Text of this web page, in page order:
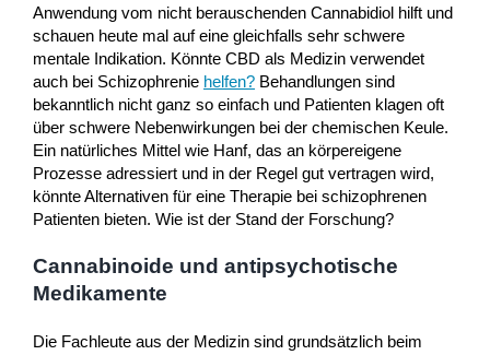
Anwendung vom nicht berauschenden Cannabidiol hilft und
schauen heute mal auf eine gleichfalls sehr schwere
mentale Indikation. Könnte CBD als Medizin verwendet
auch bei Schizophrenie helfen? Behandlungen sind
bekanntlich nicht ganz so einfach und Patienten klagen oft
über schwere Nebenwirkungen bei der chemischen Keule.
Ein natürliches Mittel wie Hanf, das an körpereigene
Prozesse adressiert und in der Regel gut vertragen wird,
könnte Alternativen für eine Therapie bei schizophrenen
Patienten bieten. Wie ist der Stand der Forschung?
Cannabinoide und antipsychotische
Medikamente
Die Fachleute aus der Medizin sind grundsätzlich beim